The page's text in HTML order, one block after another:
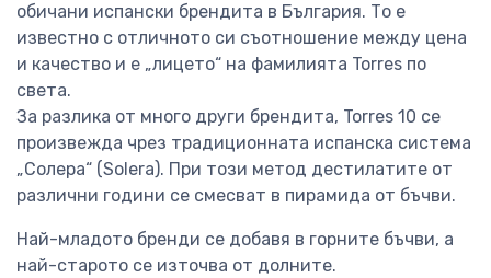
обичани испански брендита в България. То е
известно с отличното си съотношение между цена
и качество и е „лицето“ на фамилията Torres по
света.
За разлика от много други брендита, Torres 10 се
произвежда чрез традиционната испанска система
„Солера“ (Solera). При този метод дестилатите от
различни години се смесват в пирамида от бъчви.
Най-младото бренди се добавя в горните бъчви, а
най-старото се източва от долните.